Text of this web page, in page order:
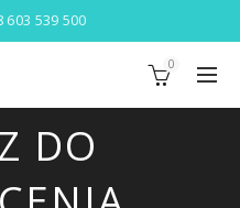
603 539 500
0
DO